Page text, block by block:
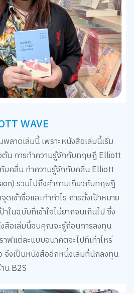
WAVE
ลาดเล่มนี้ เพราะหนังสือเล่มนี้เริ่ม
น การทำความรู้จักกับทฤษฎี Elliott
กับคลื่น ทำความรู้จักกับคลื่น Elliott
รวมไปถึงคำถามเกี่ยวกับทฤษฎี
เข้าซื้อและทำกำไร การตั้งเป้าหมาย
าในฉบับที่เข้าใจไม่ยากจนเกินไป ซึ่ง
สือเล่มนี้จบคุณจะรู้ก่อนการลงทุน
ฟแต่ละแบบอนาคตจะไปที่เท่าไหร่
งเป็นหนังสืออีกหนึ่งเล่มที่นักลงทุน
น B2S